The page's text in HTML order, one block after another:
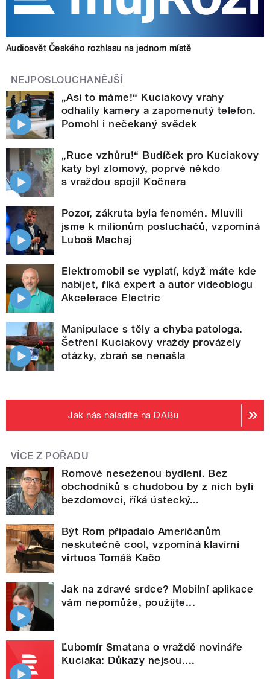
Audiosvět Českého rozhlasu na jednom místě
NEJPOSLOUCHANĚJŠÍ
„Asi to máme!“ Kuciakovy vrahy
odhalily kamery a zapomenutý telefon.
Pomohl i nečekaný svědek
„Ruce vzhůru!“ Budíček pro Kuciakovy
katy byl zlomový, poprvé někdo
s vraždou spojil Kočnera
Pozor, zákruta byla fenomén. Mluvili
jsme k milionům posluchačů, vzpomíná
Luboš Machaj
Elektromobil se vyplatí, když máte kde
nabíjet, říká expert a autor videoblogu
Akcelerace Electric
Manipulace s těly a chyba patologa.
Šetření Kuciakovy vraždy provázely
otázky, zbraň se nenašla
Jak nás naladíte na DABu
VÍCE Z POŘADU
Romové neseženou bydlení. Bez
obchodníků s chudobou by z nich byli
bezdomovci, říká ústecký...
Být Rom připadalo Američanům
neskutečně cool, vzpomíná klavírní
virtuos Tomáš Kačo
Jak na zdravé srdce? Mobilní aplikace
vám nepomůže, použijte...
Ľubomír Smatana o vraždě novináře
Kuciaka: Důkazy nejsou....